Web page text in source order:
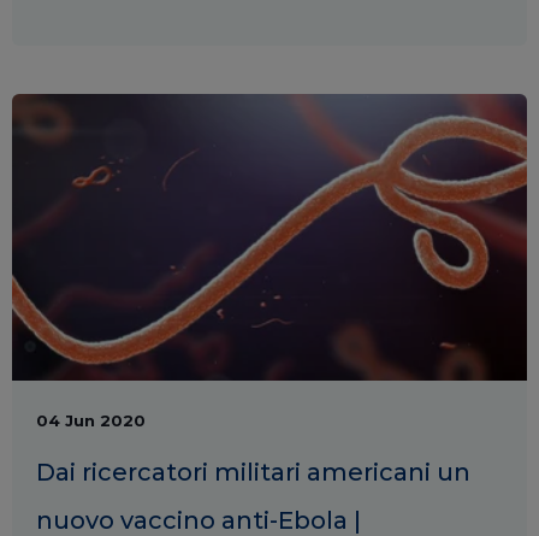
04 Jun 2020
Dai ricercatori militari americani un
nuovo vaccino anti-Ebola |